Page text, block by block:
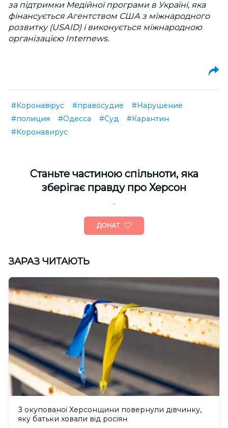
за підтримки Медійної програми в Україні, яка
фінансується Агентством США з міжнародного
розвитку (USAID) і виконується міжнародною
організацією Internews.
#Коронавірус #правосудие
#Нарушение
#полиция
#Одесса #Суд
#Карантин
#Коронавирус
Cтаньте частиною спільноти, яка
зберігає правду про Херсон
ДОНАТ
ЗАРАЗ ЧИТАЮТЬ
З окупованої Херсонщини повернули дівчинку,
яку батьки ховали від росіян